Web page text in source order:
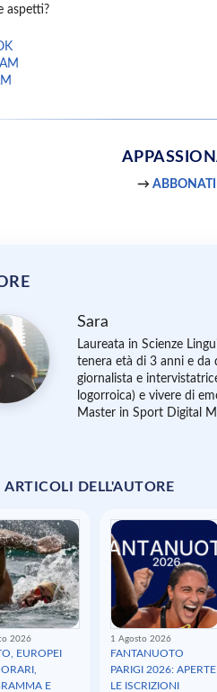
aspetti?
→
Sara
Laureata in Scienze
tenera età di 3 anni e da
giornalista e
logorroica) e vivere di
Master in Sport Digital
ARTICOLI DELL'AUTORE
2026
EUROPEI
E
1 Agosto 2026
FANTANUOTO
PARIGI 2026: APERTE
LE ISCRIZIONI